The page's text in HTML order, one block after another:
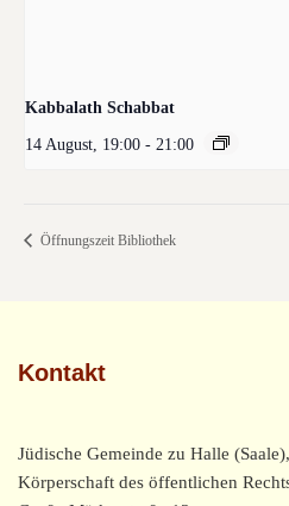
Kabbalath Schabbat
14 August, 19:00 - 21:00
Öffnungszeit Bibliothek
Kontakt
Jüdische Gemeinde zu Halle (Saale),
Körperschaft des öffentlichen